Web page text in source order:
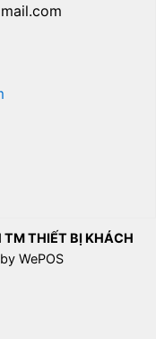
TM THIẾT BỊ KHÁCH
WePOS